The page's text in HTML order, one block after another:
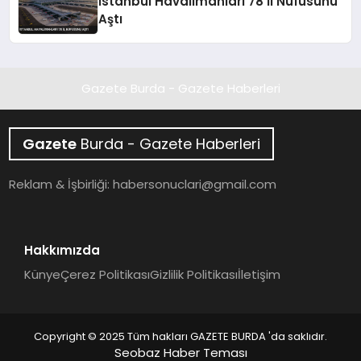
Aştı
Gazete Burda - Gazete Haberleri
Gazete Burda - Gazete Haberleri
Reklam & İşbirliği:habersonuclari@gmail.com
Hakkımızda
KünyeÇerez PolitikasıGizlilik Politikasıİletişim
Copyright © 2025 Tüm hakları GAZETE BURDA 'da saklıdır.
Seobaz Haber Teması